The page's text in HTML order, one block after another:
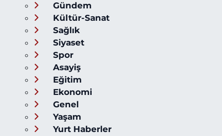
Gündem
Kültür-Sanat
Sağlık
Siyaset
Spor
Asayiş
Eğitim
Ekonomi
Genel
Yaşam
Yurt Haberler